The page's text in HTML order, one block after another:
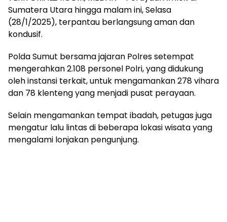
Sumatera Utara hingga malam ini, Selasa
(28/1/2025), terpantau berlangsung aman dan
kondusif.
Polda Sumut bersama jajaran Polres setempat
mengerahkan 2.108 personel Polri, yang didukung
oleh instansi terkait, untuk mengamankan 278 vihara
dan 78 klenteng yang menjadi pusat perayaan.
Selain mengamankan tempat ibadah, petugas juga
mengatur lalu lintas di beberapa lokasi wisata yang
mengalami lonjakan pengunjung.